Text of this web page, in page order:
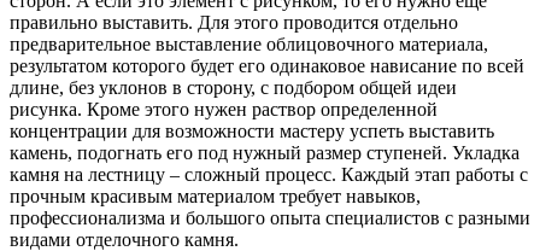
правильно выставить. Для этого проводится отдельно
предварительное выставление облицовочного материала,
результатом которого будет его одинаковое нависание по всей
длине, без уклонов в сторону, с подбором общей идеи
рисунка. Кроме этого нужен раствор определенной
концентрации для возможности мастеру успеть выставить
камень, подогнать его под нужный размер ступеней. Укладка
камня на лестницу – сложный процесс. Каждый этап работы с
прочным красивым материалом требует навыков,
профессионализма и большого опыта специалистов с разными
видами отделочного камня.